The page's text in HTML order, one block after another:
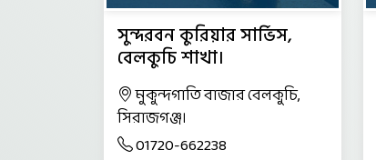
সুন্দরবন কুরিয়ার সার্ভিস,
বেলকুচি শাখা।
মুকুন্দগাতি বাজার বেলকুচি,
সিরাজগঞ্জ।
01720-662238